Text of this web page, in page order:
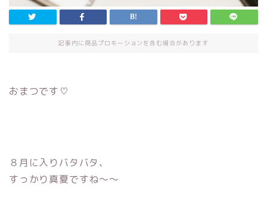
記事内に商品プロモーションを含む場合があります
おまつです♡
８月に入りバタバタ、
すっかり真夏ですね〜〜